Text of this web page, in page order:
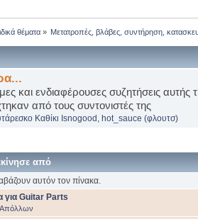
θέματα» Μετατροπές, βλάβες, συντήρηση,
και ενδιαφέρουσες συζητήσεις αυτής
από τους συντονιστές της
Καθίκι Isnogood hot_sauce (φλουτσ)
από
αυτόν τον πίνακα.
για Guitar Parts
Απόλλων